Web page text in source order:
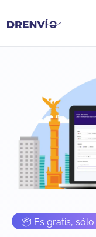
📦 Es gratis,